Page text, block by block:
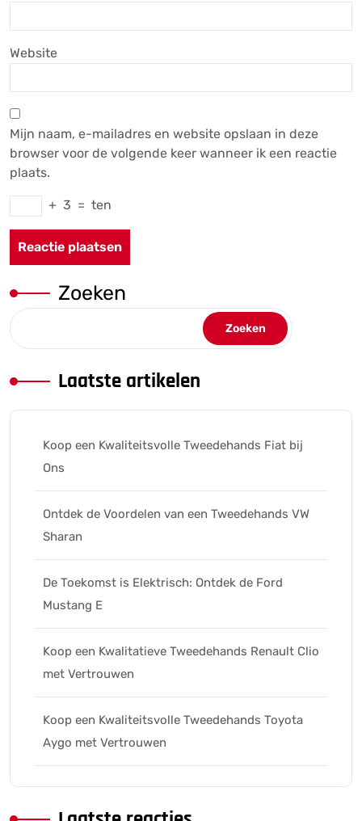
Website
Mijn naam, e-mailadres en website opslaan in deze
browser voor de volgende keer wanneer ik een reactie
plaats.
+ 3 = ten
Zoeken
Zoeken
Laatste artikelen
Koop een Kwaliteitsvolle Tweedehands Fiat bij
Ons
Ontdek de Voordelen van een Tweedehands VW
Sharan
De Toekomst is Elektrisch: Ontdek de Ford
Mustang E
Koop een Kwalitatieve Tweedehands Renault Clio
met Vertrouwen
Koop een Kwaliteitsvolle Tweedehands Toyota
Aygo met Vertrouwen